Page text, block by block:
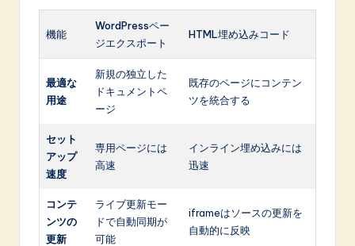
機能
WordPressペー
ジエクスポート
HTML埋め込みコード
最適な
用途
新規の独立した
ドキュメントペ
ージ
既存のページにコンテン
ツを統合する
セット
アップ
速度
専用ページには
高速
インライン埋め込みには
迅速
コンテ
ンツの
更新
ライブ更新モー
ドで自動同期が
可能
iframeはソースの更新を
自動的に反映